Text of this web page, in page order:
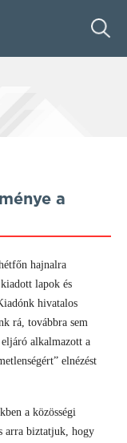
a
hajnalra
lapok és
hivatalos
rá, továbbra sem
alkalmazott a
elnézést
a közösségi
arra biztatjuk, hogy